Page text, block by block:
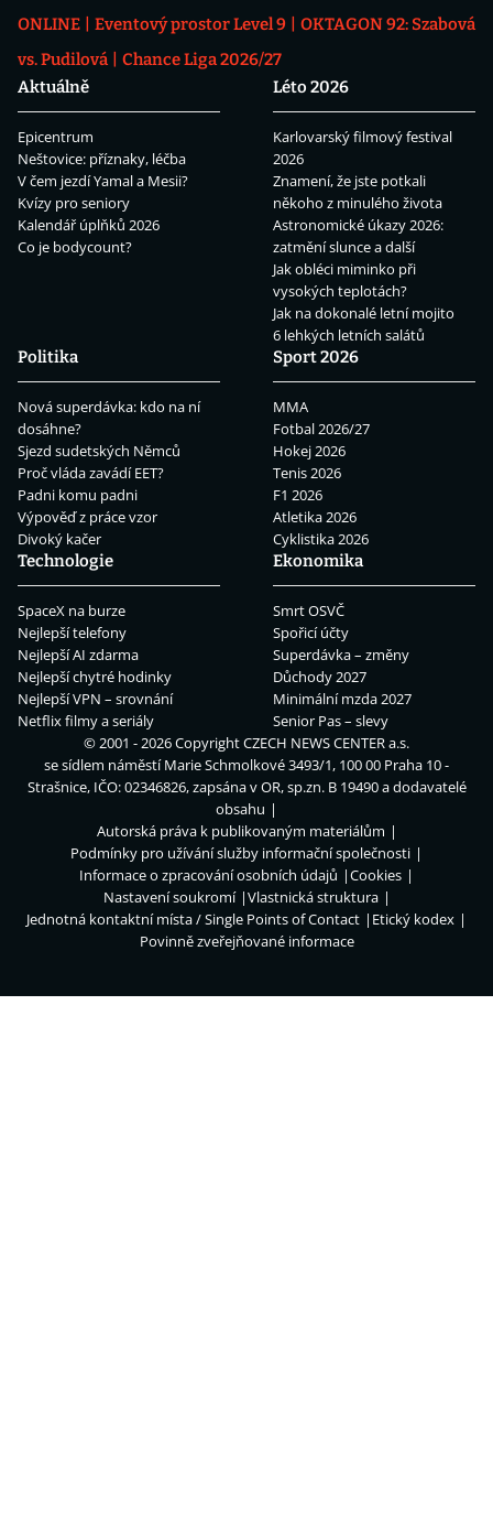
ONLINE
Eventový prostor Level 9
OKTAGON 92: Szabová
vs. Pudilová
Chance Liga 2026/27
Aktuálně
Epicentrum
Neštovice: příznaky, léčba
V čem jezdí Yamal a Mesii?
Kvízy pro seniory
Kalendář úplňků 2026
Co je bodycount?
Léto 2026
Karlovarský filmový festival
2026
Znamení, že jste potkali
někoho z minulého života
Astronomické úkazy 2026:
zatmění slunce a další
Jak obléci miminko při
vysokých teplotách?
Jak na dokonalé letní mojito
6 lehkých letních salátů
Politika
Nová superdávka: kdo na ní
dosáhne?
Sjezd sudetských Němců
Proč vláda zavádí EET?
Padni komu padni
Výpověď z práce vzor
Divoký kačer
Sport 2026
MMA
Fotbal 2026/27
Hokej 2026
Tenis 2026
F1 2026
Atletika 2026
Cyklistika 2026
Technologie
SpaceX na burze
Nejlepší telefony
Nejlepší AI zdarma
Nejlepší chytré hodinky
Nejlepší VPN – srovnání
Netflix filmy a seriály
Ekonomika
Smrt OSVČ
Spořicí účty
Superdávka – změny
Důchody 2027
Minimální mzda 2027
Senior Pas – slevy
© 2001 - 2026 CopyrightCZECH NEWS CENTER a.s.
se sídlem náměstí Marie Schmolkové 3493/1, 100 00 Praha 10 -
Strašnice, IČO: 02346826, zapsána v OR, sp.zn. B 19490 a dodavatelé
obsahu
Autorská práva k publikovaným materiálům
Podmínky pro užívání služby informační společnosti
Informace o zpracování osobních údajů
Cookies
Nastavení soukromí
Vlastnická struktura
Jednotná kontaktní místa / Single Points of Contact
Etický kodex
Povinně zveřejňované informace